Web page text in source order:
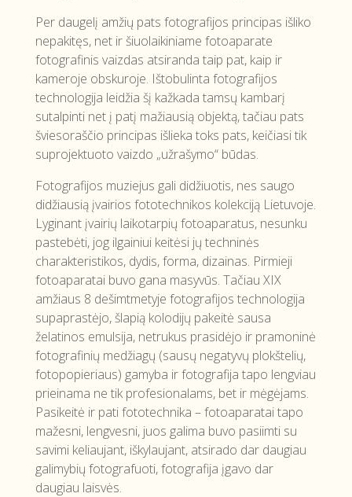
Per daugelį amžių pats fotografijos principas išliko
nepakitęs, net ir šiuolaikiniame fotoaparate
fotografinis vaizdas atsiranda taip pat, kaip ir
kameroje obskuroje. Ištobulinta fotografijos
technologija leidžia šį kažkada tamsų kambarį
sutalpinti net į patį mažiausią objektą, tačiau pats
šviesoraščio principas išlieka toks pats, keičiasi tik
suprojektuoto vaizdo „užrašymo“ būdas.
Fotografijos muziejus gali didžiuotis, nes saugo
didžiausią įvairios fototechnikos kolekciją Lietuvoje.
Lyginant įvairių laikotarpių fotoaparatus, nesunku
pastebėti, jog ilgainiui keitėsi jų techninės
charakteristikos, dydis, forma, dizainas. Pirmieji
fotoaparatai buvo gana masyvūs. Tačiau XIX
amžiaus 8 dešimtmetyje fotografijos technologija
supaprastėjo, šlapią kolodijų pakeitė sausa
želatinos emulsija, netrukus prasidėjo ir pramoninė
fotografinių medžiagų (sausų negatyvų plokštelių,
fotopopieriaus) gamyba ir fotografija tapo lengviau
prieinama ne tik profesionalams, bet ir mėgėjams.
Pasikeitė ir pati fototechnika – fotoaparatai tapo
mažesni, lengvesni, juos galima buvo pasiimti su
savimi keliaujant, iškylaujant, atsirado dar daugiau
galimybių fotografuoti, fotografija įgavo dar
daugiau laisvės.